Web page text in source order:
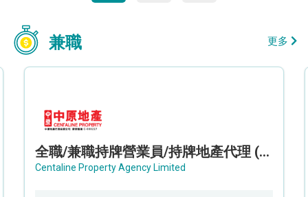
兼職 更多
全職/兼職持牌營業員/持牌地產代理 (長沙灣/將軍澳/油塘)
Centaline Property Agency Limited